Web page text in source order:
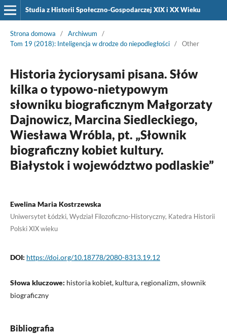
Studia z Historii Społeczno-Gospodarczej XIX i XX Wieku
Strona domowa / Archiwum
/
Tom 19 (2018): Inteligencja w drodze do niepodległości / Other
Historia życiorysami pisana. Słów
kilka o typowo-nietypowym
słowniku biograficznym Małgorzaty
Dajnowicz, Marcina Siedleckiego,
Wiesława Wróbla, pt. „Słownik
biograficzny kobiet kultury.
Białystok i województwo podlaskie”
Ewelina Maria Kostrzewska
Uniwersytet Łódzki, Wydział Filozoficzno-Historyczny, Katedra Historii
Polski XIX wieku
DOI: https://doi.org/10.18778/2080-8313.19.12
Słowa kluczowe: historia kobiet, kultura, regionalizm, słownik
biograficzny
Bibliografia